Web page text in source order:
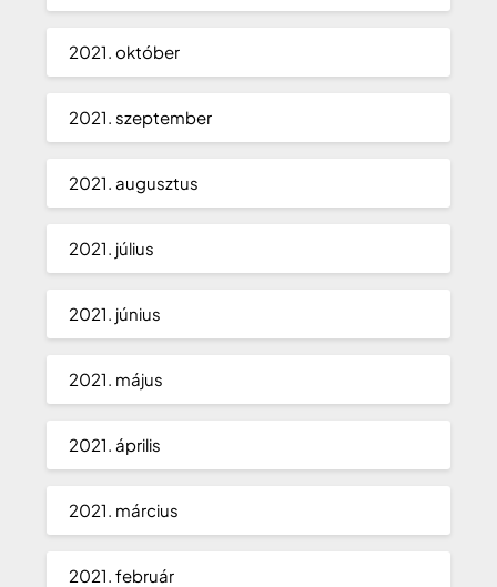
2021. október
2021. szeptember
2021. augusztus
2021. július
2021. június
2021. május
2021. április
2021. március
2021. február